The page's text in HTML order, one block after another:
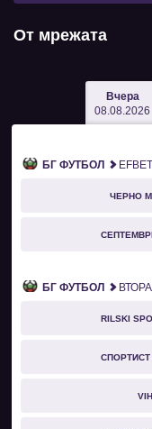
От мрежата
Вчера
08.08.2026
БГ ФУТБОЛ
ЧЕРНО
БГ ФУТБОЛ